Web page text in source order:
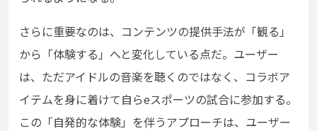
さらに重要なのは、コンテンツの提供手法が「観る」
から「体験する」へと変化している点だ。ユーザー
は、ただアイドルの音楽を聴くのではなく、コラボア
イテムを身に着けて自らeスポーツの試合に参加する。
この「自発的な体験」を伴うアプローチは、ユーザー